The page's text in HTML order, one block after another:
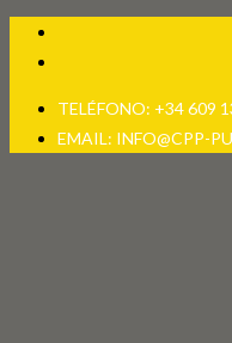
TELÉFONO: +34 609
EMAIL: INFO@CPP-